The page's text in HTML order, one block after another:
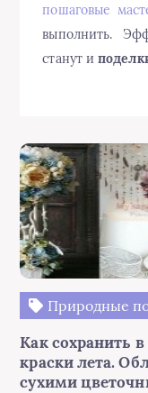
пошаговые
выполнить.
станут и
Природные
Как сохранить
краски лета.
сухими